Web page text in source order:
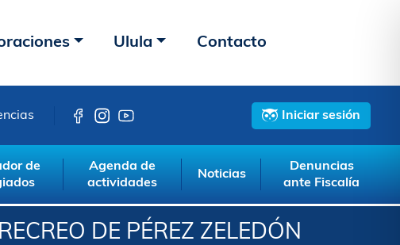
Ulula Contacto
Iniciar sesión
de
Agenda de
actividades
Noticias
Denuncias
ante Fiscalía
DE PÉREZ ZELEDÓN